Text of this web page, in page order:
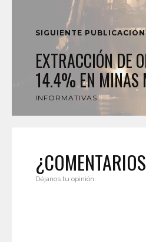
SIGUIENTE PUBLICACIÓN
EXTRACCIÓN DE
14.4% EN MINAS
INFORMATIVAS
Déjanos tu opinión.